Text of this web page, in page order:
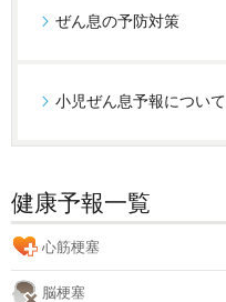
ぜん息の予防対策
小児ぜん息予報について
健康予報一覧
心筋梗塞
脳梗塞